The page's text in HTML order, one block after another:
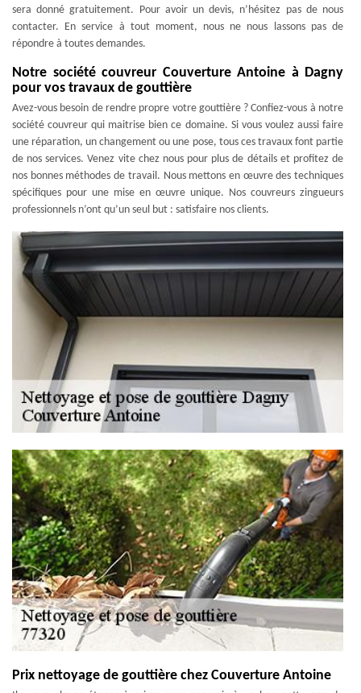
sera donné gratuitement. Pour avoir un devis, n’hésitez pas de nous
contacter. En service à tout moment, nous ne nous lassons pas de
répondre à toutes demandes.
Notre société couvreur Couverture Antoine à Dagny
pour vos travaux de gouttière
Avez-vous besoin de rendre propre votre gouttière ? Confiez-vous à notre
société couvreur qui maitrise bien ce domaine. Si vous voulez aussi faire
une réparation, un changement ou une pose, tous ces travaux font partie
de nos services. Venez vite chez nous pour plus de détails et profitez de
nos bonnes méthodes de travail. Nous mettons en œuvre des techniques
spécifiques pour une mise en œuvre unique. Nos couvreurs zingueurs
professionnels n’ont qu’un seul but : satisfaire nos clients.
Prix nettoyage de gouttière chez Couverture Antoine